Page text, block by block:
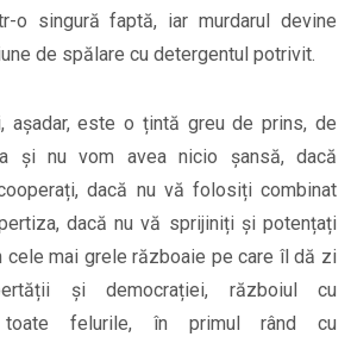
o singură faptă, iar murdarul devine
de spălare cu detergentul potrivit.
așadar, este o țintă greu de prins, de
și nu vom avea nicio șansă, dacă
dacă nu vă folosiți combinat
dacă nu vă sprijiniți și potențați
cele mai grele războaie pe care îl dă zi
și democrației, războiul cu
toate felurile, în primul rând cu